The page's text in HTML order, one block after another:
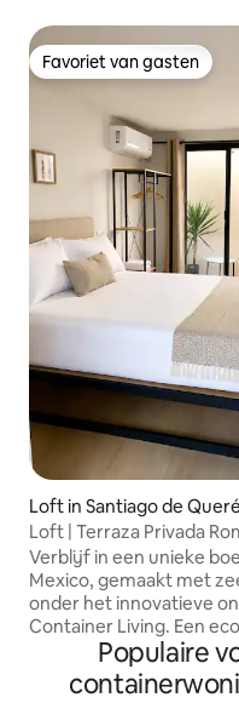
Favoriet van gasten
Favoriet van gasten
Loft in Santiago de
o
Loft | Terraza Privada
Parking
Verblijf in een unieke
Mexico, gemaakt met
onder het innovatieve
Container Living. Een
verfijnd voorstel dat
architectuur combineert
voorzieningen die je
Populaire